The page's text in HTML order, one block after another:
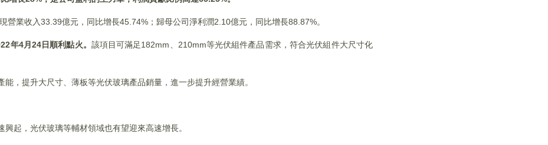
營業收入33.39億元，同比增長45.74%；歸母公司淨利潤2.10億元，同比增長88.87%。
年4月24日順利點火。 該項目可滿足182mm、210mm等光伏組件產品需求，符合光伏組件大尺寸化
，提升大尺寸、薄板等光伏玻璃產品銷量，進一步提升經營業績。
起，光伏玻璃等輔材領域也有望迎來高速增長。